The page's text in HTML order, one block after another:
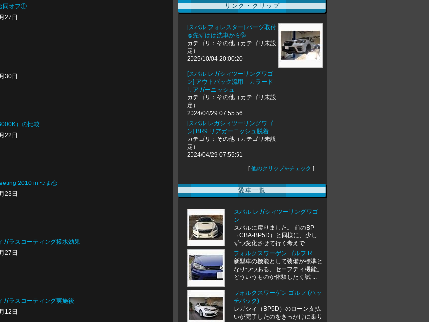
同オフ①
27日
30日
）の比較
22日
2010 in つま恋
23日
ガラスコーティング撥水効果
27日
ガラスコーティング実施後
12日
リンク・クリップ
[スバル フォレスター] パーツ取付
🧽先ずはは洗車から💦
カテゴリ：その他（カテゴリ未設
定）
2025/10/04 20:00:20
[スバル レガシィツーリングワゴ
ン] アウトバック流用 カラード
リアガーニッシュ
カテゴリ：その他（カテゴリ未設
定）
2024/04/29 07:55:56
[スバル レガシィツーリングワゴ
ン] BR9 リアガーニッシュ脱着
カテゴリ：その他（カテゴリ未設
定）
2024/04/29 07:55:51
[ 他のクリップをチェック ]
愛車一覧
スバル レガシィツーリングワゴ
ン
スバルに戻りました。 前のBP
（CBA-BP5D）と同様に、少し
ずつ変化させて行く考えで ...
フォルクスワーゲン ゴルフ R
新型車の機能として装備が標準と
なりつつある、セーフティ機能。
どういうものか体験したく試 ...
フォルクスワーゲン ゴルフ (ハッ
チバック)
レガシィ（BP5D）のローン支払
いが完了したのをきっかけに乗り